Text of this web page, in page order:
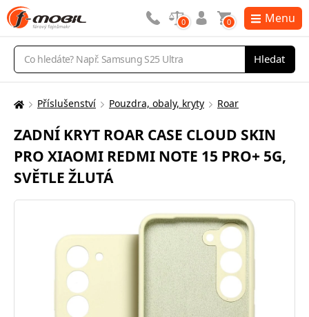
Vyhledávání
Hledat
0 0 Menu
Zde
nacházíte:
Příslušenství Pouzdra, obaly, kryty Roar
ZADNÍ KRYT ROAR CASE CLOUD SKIN
PRO XIAOMI REDMI NOTE 15 PRO+ 5G,
SVĚTLE ŽLUTÁ